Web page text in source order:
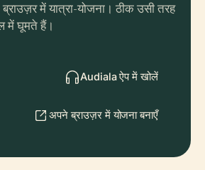
में यात्रा-योजना। ठीक उसी तरह
में घूमते हैं।
Audiala ऐप में खोलें
अपने ब्राउज़र में योजना बनाएँ